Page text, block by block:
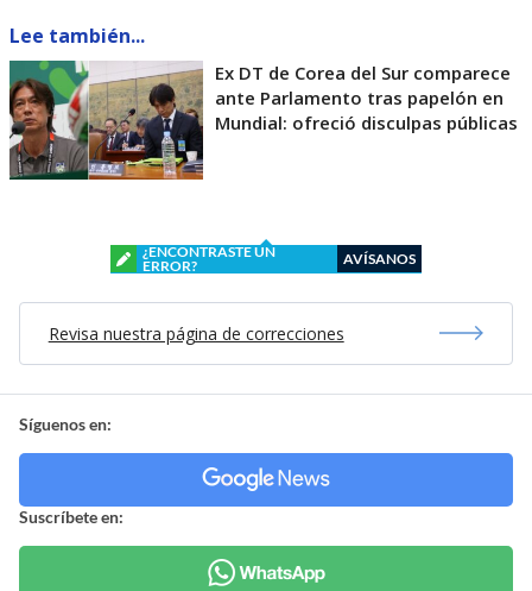
Lee también...
Ex DT de Corea del Sur comparece
ante Parlamento tras papelón en
Mundial: ofreció disculpas públicas
¿ENCONTRASTE UN
ERROR?
AVÍSANOS
Revisa nuestra página de correcciones
Síguenos en:
Suscríbete en: